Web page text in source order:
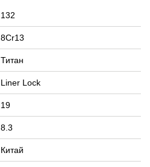
132
8Cr13
Титан
Liner Lock
19
8.3
Китай